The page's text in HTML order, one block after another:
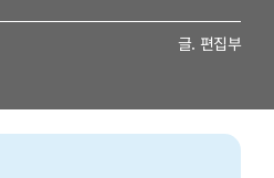
글. 편집부